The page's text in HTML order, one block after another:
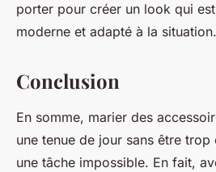
porter pour créer un look qui
moderne et adapté à la situation.
Conclusion
En somme, marier des
une tenue de jour sans être trop
une tâche impossible. En fait,